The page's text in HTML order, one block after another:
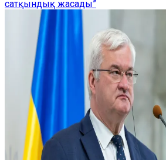
сатқындық жасады”